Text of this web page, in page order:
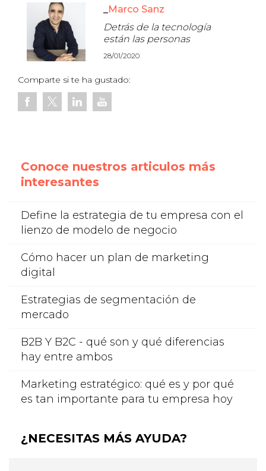
Marco Sanz
Detrás de la tecnología
están las personas
28/01/2020
Comparte si te ha gustado:
Conoce nuestros articulos más
interesantes
Define la estrategia de tu empresa con el
lienzo de modelo de negocio
Cómo hacer un plan de marketing
digital
Estrategias de segmentación de
mercado
B2B Y B2C - qué son y qué diferencias
hay entre ambos
Marketing estratégico: qué es y por qué
es tan importante para tu empresa hoy
¿NECESITAS MÁS AYUDA?